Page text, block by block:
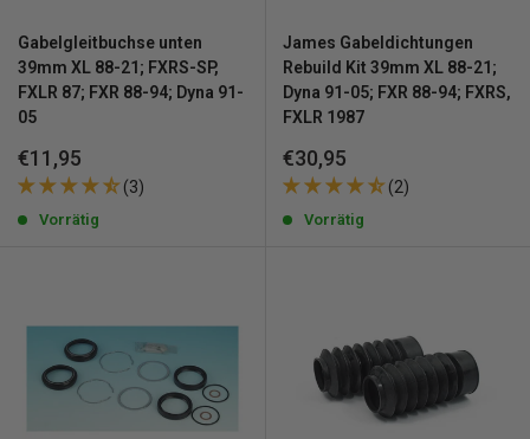
Gabelgleitbuchse unten
39mm XL 88-21; FXRS-SP,
FXLR 87; FXR 88-94; Dyna 91-
05
Sonderpreis
€11,95
(3)
Vorrätig
James Gabeldichtungen
Rebuild Kit 39mm XL 88-21;
Dyna 91-05; FXR 88-94; FXRS,
FXLR 1987
Sonderpreis
€30,95
(2)
Vorrätig